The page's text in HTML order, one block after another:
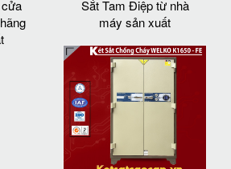
Sắt Tam Điệp từ nhà
máy sản xuất